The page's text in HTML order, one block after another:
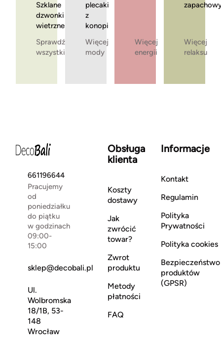
Szklane
dzwonki
wietrzne
Sprawdź
wszystkie
plecaki
z
konopi
Więcej
mody
Więcej
energii
Więcej
relaksu
661196644
Pracujemy
od
poniedziałku
do piątku
w godzinach
09:00-
15:00
sklep@decobali.pl
Ul.
Wolbromska
18/1B, 53-
148
Wrocław
Obsługa
klienta
Koszty
dostawy
Jak
zwrócić
towar?
Zwrot
produktu
Metody
płatności
FAQ
Informacje
Kontakt
Regulamin
Polityka
Prywatności
Polityka cookies
Bezpieczeństwo
produktów
(GPSR)